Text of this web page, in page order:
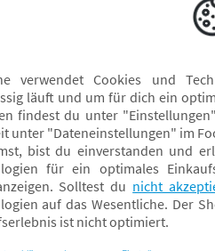
Umstandsslips